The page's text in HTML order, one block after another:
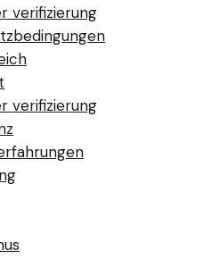
verifizierung
verifizierung